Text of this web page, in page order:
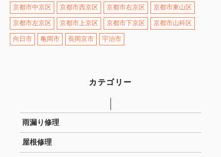
京都市中京区 京都市西京区 京都市右京区 京都市東山区
京都市左京区 京都市上京区 京都市下京区 京都市山科区
向日市 亀岡市 長岡京市 宇治市
カテゴリー
雨漏り修理
屋根修理